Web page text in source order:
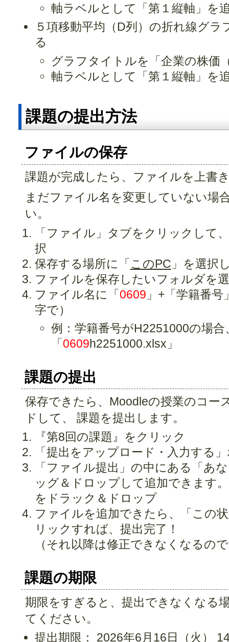
軸ラベルとして「第１縦軸」を
５項移動平均（D列）の折れ線グ
る
グラフタイトルを「企業の株価
軸ラベルとして「第１縦軸」を
課題の提出方法
ファイルの保存
課題が完成したら、ファイルを上書
まだファイル名を変更していない場
い。
「ファイル」タブをクリックして
択
保存する場所に「このPC 」を選択
ファイルを保存したいフォルダを
ファイル名に「0609 」+「学籍番
字で）
例：学籍番号がH2251000の場
「0609h2251000.xlsx」
課題の提出
保存できたら、Moodleの授業のコー
ドして、 課題を提出します。
『第8回の課題』をクリック
「提出をアップロード・入力する
「ファイル提出」の中にある「あ
ッグ＆ドロップして追加できます
をドラック＆ドロップ
ファイルを追加できたら、「この
リックすれば、提出完了！
（それ以降は修正できなくなるの
課題の期限
期限をすぎると、提出できなくなる
てください。
提出期限： 2026年6月16日（火）